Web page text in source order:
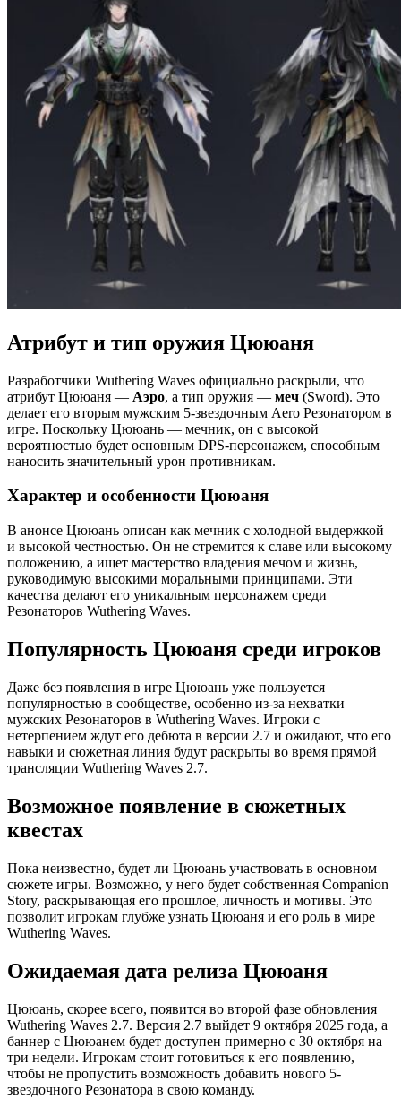
Атрибут и тип оружия Цююаня
Разработчики Wuthering Waves официально раскрыли, что
атрибут Цююаня — Аэро, а тип оружия — меч (Sword). Это
делает его вторым мужским 5-звездочным Aero Резонатором в
игре. Поскольку Цююань — мечник, он с высокой
вероятностью будет основным DPS-персонажем, способным
наносить значительный урон противникам.
Характер и особенности Цююаня
В анонсе Цююань описан как мечник с холодной выдержкой
и высокой честностью. Он не стремится к славе или высокому
положению, а ищет мастерство владения мечом и жизнь,
руководимую высокими моральными принципами. Эти
качества делают его уникальным персонажем среди
Резонаторов Wuthering Waves.
Популярность Цююаня среди игроков
Даже без появления в игре Цююань уже пользуется
популярностью в сообществе, особенно из-за нехватки
мужских Резонаторов в Wuthering Waves. Игроки с
нетерпением ждут его дебюта в версии 2.7 и ожидают, что его
навыки и сюжетная линия будут раскрыты во время прямой
трансляции Wuthering Waves 2.7.
Возможное появление в сюжетных
квестах
Пока неизвестно, будет ли Цююань участвовать в основном
сюжете игры. Возможно, у него будет собственная Companion
Story, раскрывающая его прошлое, личность и мотивы. Это
позволит игрокам глубже узнать Цююаня и его роль в мире
Wuthering Waves.
Ожидаемая дата релиза Цююаня
Цююань, скорее всего, появится во второй фазе обновления
Wuthering Waves 2.7. Версия 2.7 выйдет 9 октября 2025 года, а
баннер с Цююанем будет доступен примерно с 30 октября на
три недели. Игрокам стоит готовиться к его появлению,
чтобы не пропустить возможность добавить нового 5-
звездочного Резонатора в свою команду.